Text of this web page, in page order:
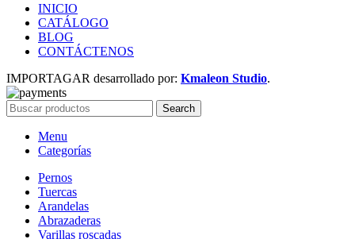
INICIO
CATÁLOGO
BLOG
CONTÁCTENOS
IMPORTAGAR desarrollado por: Kmaleon Studio.
Search
Menu
Categorías
Pernos
Tuercas
Arandelas
Abrazaderas
Varillas roscadas